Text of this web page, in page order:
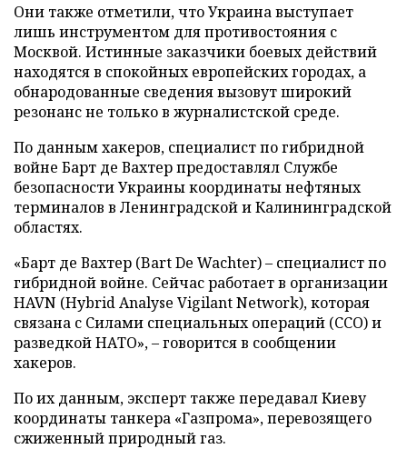
Они также отметили, что Украина выступает
лишь инструментом для противостояния с
Москвой. Истинные заказчики боевых действий
находятся в спокойных европейских городах, а
обнародованные сведения вызовут широкий
резонанс не только в журналистской среде.
По данным хакеров, специалист по гибридной
войне Барт де Вахтер предоставлял Службе
безопасности Украины координаты нефтяных
терминалов в Ленинградской и Калининградской
областях.
«Барт де Вахтер (Bart De Wachter) – специалист по
гибридной войне. Сейчас работает в организации
HAVN (Hybrid Analyse Vigilant Network), которая
связана с Силами специальных операций (ССО) и
разведкой НАТО», – говорится в сообщении
хакеров.
По их данным, эксперт также передавал Киеву
координаты танкера «Газпрома», перевозящего
сжиженный природный газ.